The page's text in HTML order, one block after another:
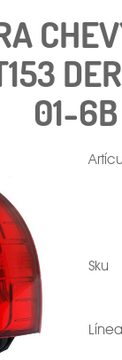
01-6B
Sku
Línea